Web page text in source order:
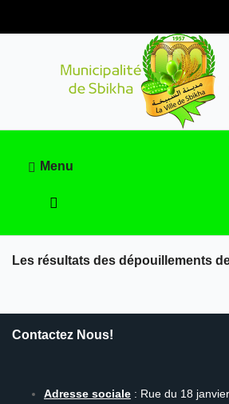
Menu
Les résultats des dépouillements
Contactez Nous!
Adresse sociale : Rue du 18